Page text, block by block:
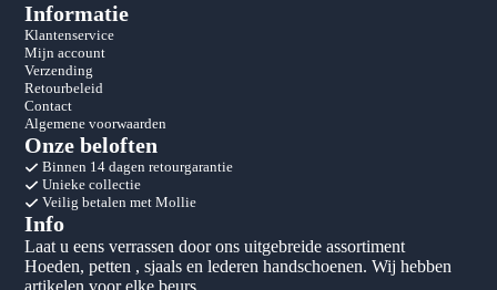
Informatie
Klantenservice
Mijn account
Verzending
Retourbeleid
Contact
Algemene voorwaarden
Onze beloften
Binnen 14 dagen retourgarantie
Unieke collectie
Veilig betalen met Mollie
Info
Laat u eens verrassen door ons uitgebreide assortiment
Hoeden, petten , sjaals en lederen handschoenen. Wij hebben
artikelen voor elke beurs.